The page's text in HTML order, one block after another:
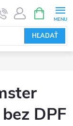
HĽADAŤ
KOŠÍK
DPF